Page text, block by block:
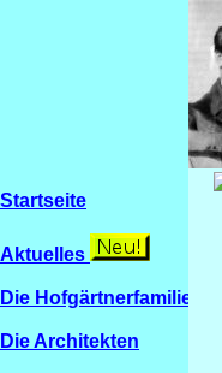
Startseite
Aktuelles
Die Hofgärtnerfamilien
Die Architekten